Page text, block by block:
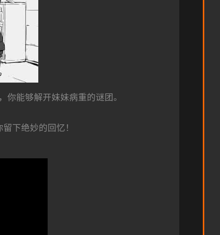
能够解开妹妹病重的谜团。
下绝妙的回忆！